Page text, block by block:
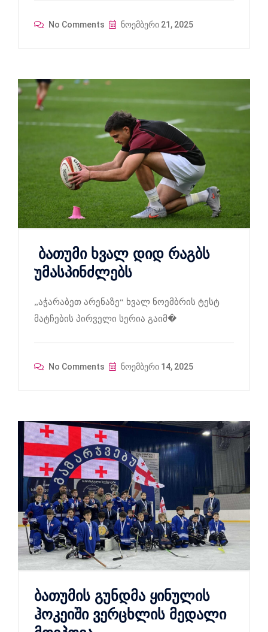
No Comments ნოემბერი 21, 2025
ბათუმი ხვალ დიდ რაგბს
უმასპინძლებს
„აჭარაბეთ არენაზე“ ხვალ ნოემბრის ტესტ
მატჩების პირველი სერია გაიმ�
No Comments ნოემბერი 14, 2025
ბათუმის გუნდმა ყინულის
ჰოკეიში ვერცხლის მედალი